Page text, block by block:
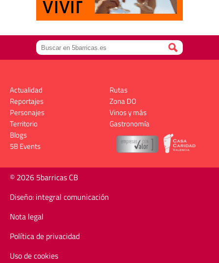
Actualidad
Reportajes
Personajes
Territorio
Rutas
Zona DO
Vinos y más
Gastronomía
Blogs
5B Events
© 2026 5barricas CB
Diseño: integral comunicación
Nota legal
Política de privacidad
Uso de cookies